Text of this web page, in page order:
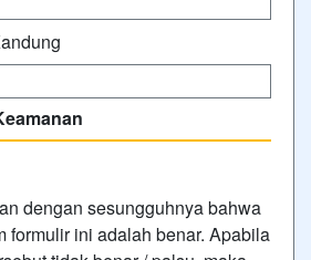
dengan sesungguhnya bahwa
formulir ini adalah benar. Apabila